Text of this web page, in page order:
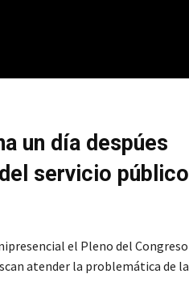
un día despúes
servicio público
el Pleno del Congreso
atender la problemática de la